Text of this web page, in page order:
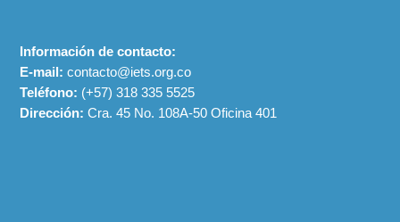
Información de contacto:
E-mail: contacto@iets.org.co
Teléfono: (+57)318 335 5525
Dirección: Cra. 45 No. 108A-50 Oficina 401